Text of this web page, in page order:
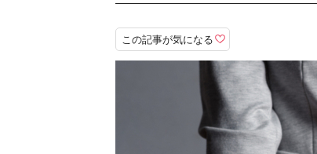
この記事が気になる